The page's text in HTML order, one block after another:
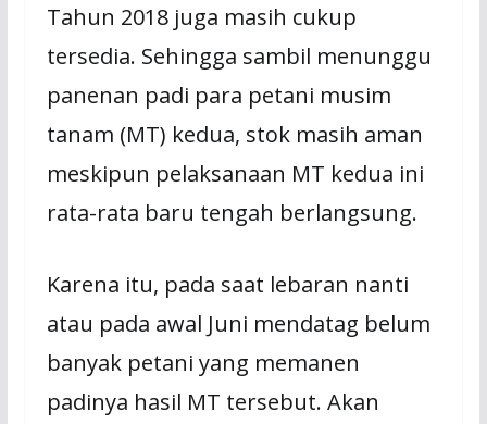
Tahun 2018 juga masih cukup
tersedia. Sehingga sambil menunggu
panenan padi para petani musim
tanam (MT) kedua, stok masih aman
meskipun pelaksanaan MT kedua ini
rata-rata baru tengah berlangsung.
Karena itu, pada saat lebaran nanti
atau pada awal Juni mendatag belum
banyak petani yang memanen
padinya hasil MT tersebut. Akan